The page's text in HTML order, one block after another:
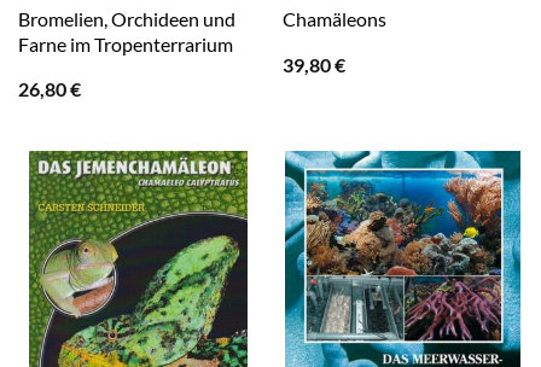
Bromelien, Orchideen und
Farne im Tropenterrarium
26,80€
Chamäleons
39,80€